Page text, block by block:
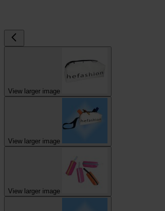
View larger image
View larger image
View larger image